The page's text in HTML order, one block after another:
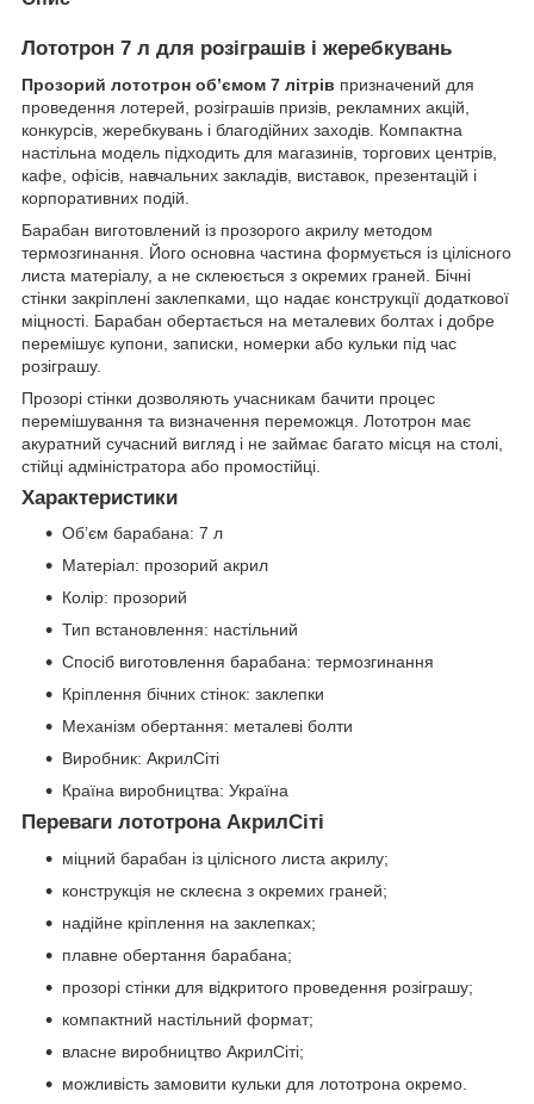
Лототрон 7 л для розіграшів і жеребкувань
Прозорий лототрон об’ємом 7 літрів призначений для
проведення лотерей, розіграшів призів, рекламних акцій,
конкурсів, жеребкувань і благодійних заходів. Компактна
настільна модель підходить для магазинів, торгових центрів,
кафе, офісів, навчальних закладів, виставок, презентацій і
корпоративних подій.
Барабан виготовлений із прозорого акрилу методом
термозгинання. Його основна частина формується із цілісного
листа матеріалу, а не склеюється з окремих граней. Бічні
стінки закріплені заклепками, що надає конструкції додаткової
міцності. Барабан обертається на металевих болтах і добре
перемішує купони, записки, номерки або кульки під час
розіграшу.
Прозорі стінки дозволяють учасникам бачити процес
перемішування та визначення переможця. Лототрон має
акуратний сучасний вигляд і не займає багато місця на столі,
стійці адміністратора або промостійці.
Характеристики
Об’єм барабана: 7 л
Матеріал: прозорий акрил
Колір: прозорий
Тип встановлення: настільний
Спосіб виготовлення барабана: термозгинання
Кріплення бічних стінок: заклепки
Механізм обертання: металеві болти
Виробник: АкрилСіті
Країна виробництва: Україна
Переваги лототрона АкрилСіті
міцний барабан із цілісного листа акрилу;
конструкція не склеєна з окремих граней;
надійне кріплення на заклепках;
плавне обертання барабана;
прозорі стінки для відкритого проведення розіграшу;
компактний настільний формат;
власне виробництво АкрилСіті;
можливість замовити кульки для лототрона окремо.